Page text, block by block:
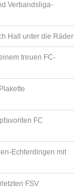
Verbandsliga-
Hall unter die Räder
treuen FC-
FC
Echterdingen mit
FSV